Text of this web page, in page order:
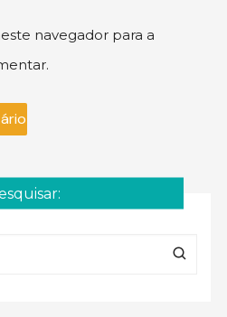
navegador para a